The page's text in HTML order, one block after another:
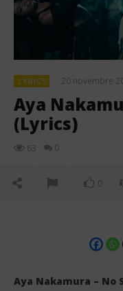
LYRICS 20 novembre
Aya
(Lyrics)
63 0
0
Aya Nakamura – No